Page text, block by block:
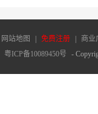
网站地图 免费注册
商业
粤ICP备10089450号
-